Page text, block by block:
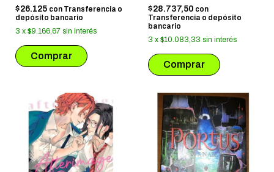
$26.125 con Transferencia o
depósito bancario
3 x $9.166,67 sin interés
$28.737,50 con
Transferencia o depósito
bancario
3 x $10.083,33 sin interés